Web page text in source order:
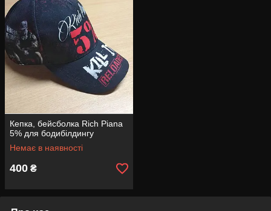
Кепка, бейсболка Rich Piana
5% для бодибілдингу
Немає в наявності
400 ₴